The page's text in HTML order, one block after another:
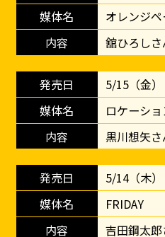
オレンジ
舘ひろし
5/15（金）
ロケーシ
黒川想矢
5/14（木）
FRIDAY
吉田鋼太